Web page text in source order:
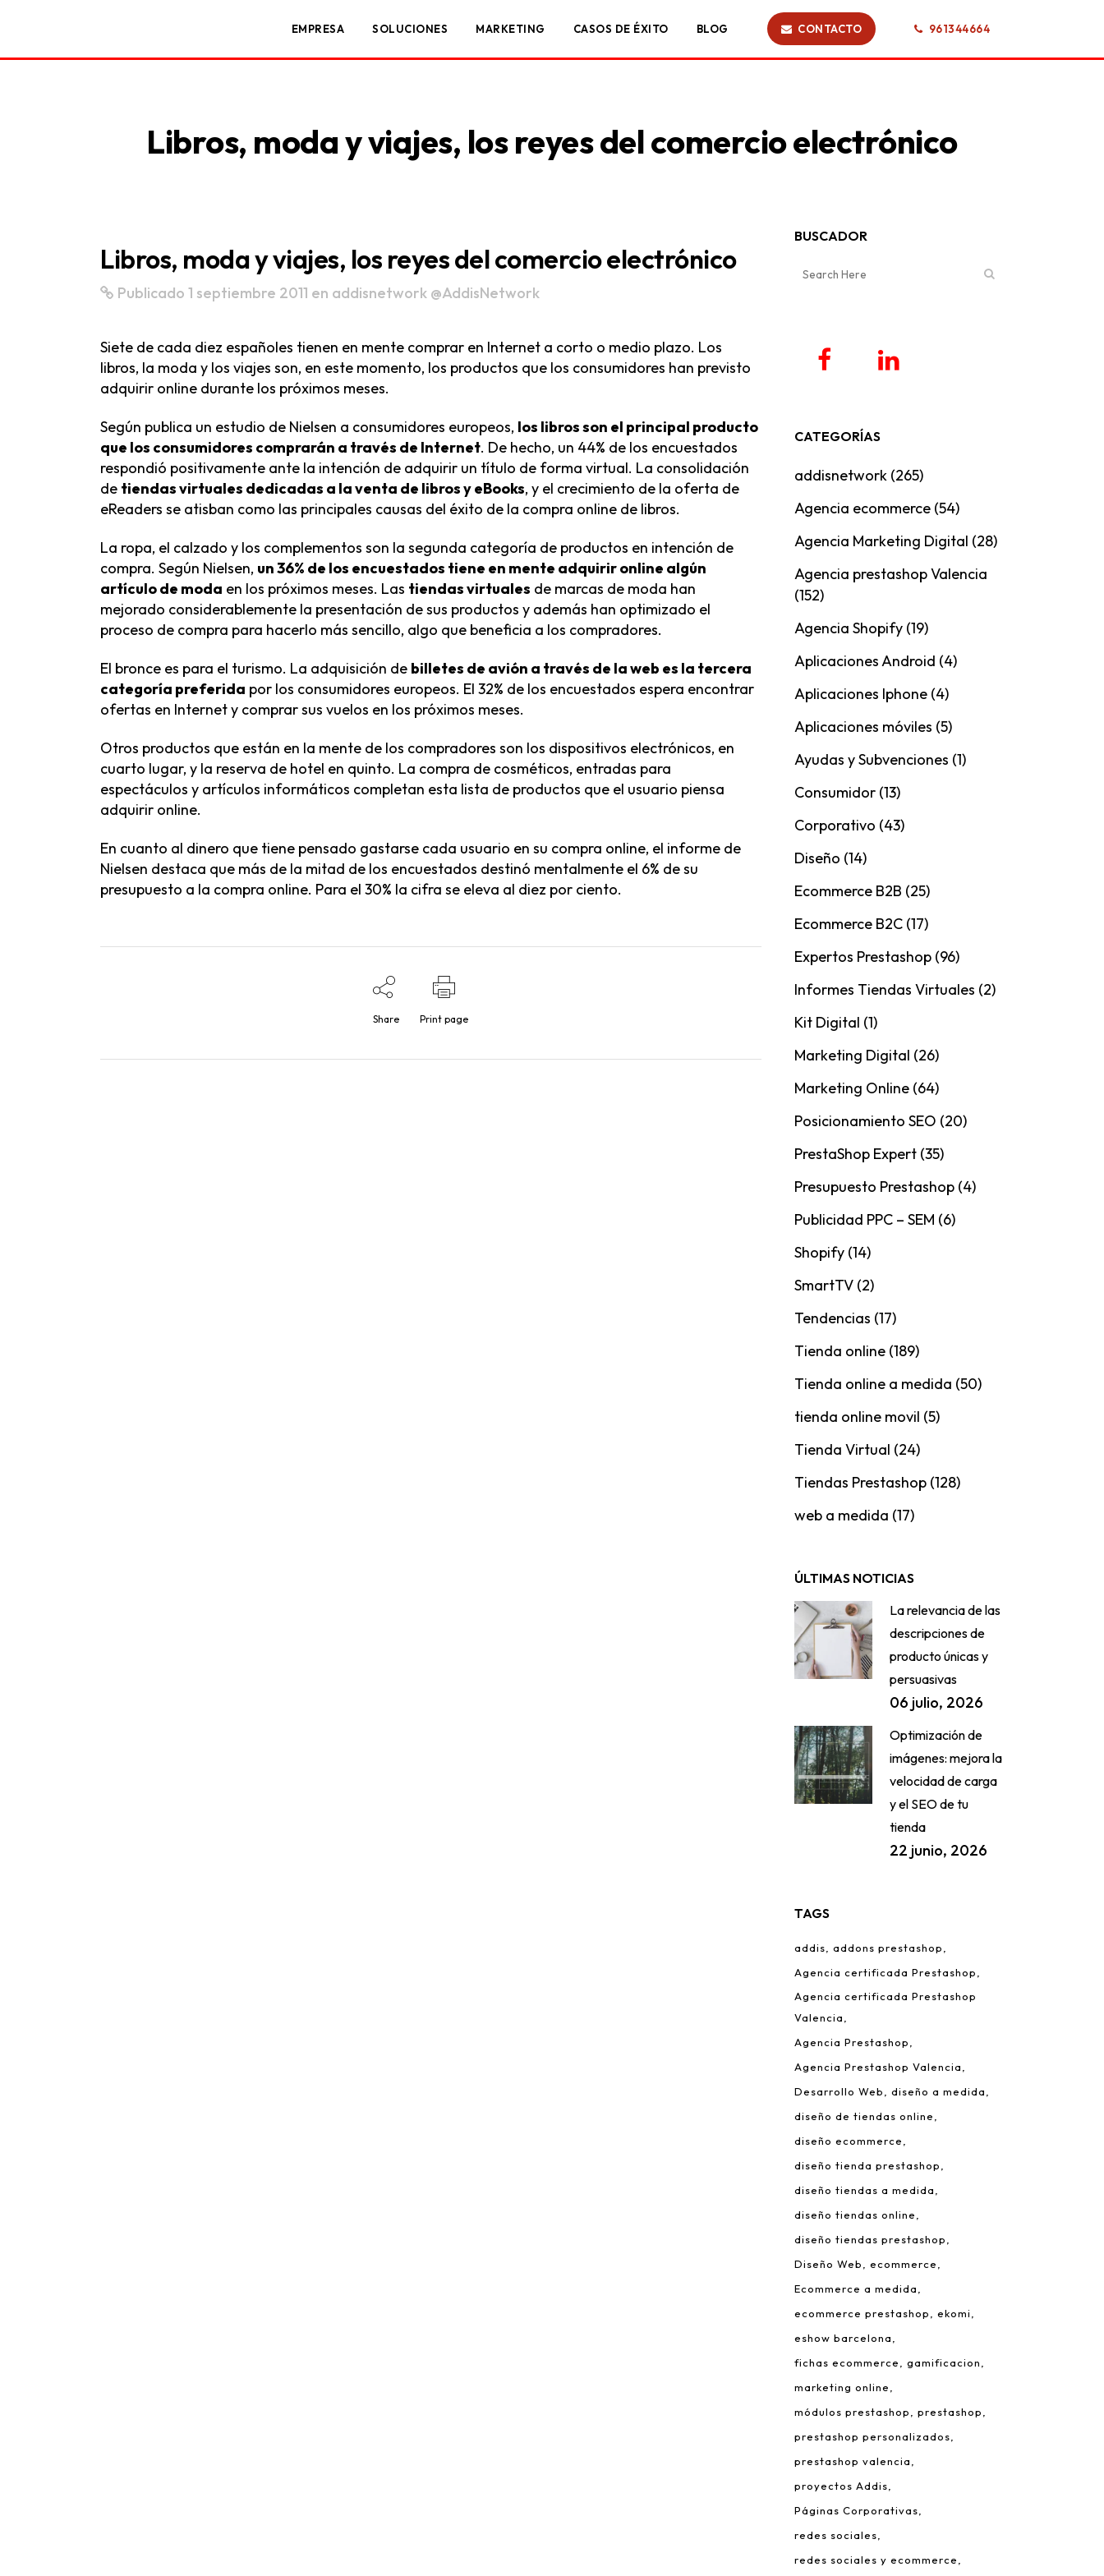
EMPRESA SOLUCIONES MARKETING CASOS DE ÉXITO BLOG CONTACTO 961344664
Libros, moda y viajes, los reyes del comercio electrónico
Libros, moda y viajes, los reyes del comercio electrónico
Publicado 1 septiembre 2011 en addisnetwork @AddisNetwork
Siete de cada diez españoles tienen en mente comprar en Internet a corto o medio plazo. Los
libros, la moda y los viajes son, en este momento, los productos que los consumidores han previsto
adquirir online durante los próximos meses.
Según publica un estudio de Nielsen a consumidores europeos, los libros son el principal producto
que los consumidores comprarán a través de Internet. De hecho, un 44% de los encuestados
respondió positivamente ante la intención de adquirir un título de forma virtual. La consolidación
de tiendas virtuales dedicadas a la venta de libros y eBooks, y el crecimiento de la oferta de
eReaders se atisban como las principales causas del éxito de la compra online de libros.
La ropa, el calzado y los complementos son la segunda categoría de productos en intención de
compra. Según Nielsen, un 36% de los encuestados tiene en mente adquirir online algún
artículo de moda en los próximos meses. Las tiendas virtuales de marcas de moda han
mejorado considerablemente la presentación de sus productos y además han optimizado el
proceso de compra para hacerlo más sencillo, algo que beneficia a los compradores.
El bronce es para el turismo. La adquisición de billetes de avión a través de la web es la tercera
categoría preferida por los consumidores europeos. El 32% de los encuestados espera encontrar
ofertas en Internet y comprar sus vuelos en los próximos meses.
Otros productos que están en la mente de los compradores son los dispositivos electrónicos, en
cuarto lugar, y la reserva de hotel en quinto. La compra de cosméticos, entradas para
espectáculos y artículos informáticos completan esta lista de productos que el usuario piensa
adquirir online.
En cuanto al dinero que tiene pensado gastarse cada usuario en su compra online, el informe de
Nielsen destaca que más de la mitad de los encuestados destinó mentalmente el 6% de su
presupuesto a la compra online. Para el 30% la cifra se eleva al diez por ciento.
Share Print page
BUSCADOR
CATEGORÍAS
addisnetwork (265)
Agencia ecommerce (54)
Agencia Marketing Digital (28)
Agencia prestashop Valencia
(152)
Agencia Shopify (19)
Aplicaciones Android (4)
Aplicaciones Iphone (4)
Aplicaciones móviles (5)
Ayudas y Subvenciones (1)
Consumidor (13)
Corporativo (43)
Diseño (14)
Ecommerce B2B (25)
Ecommerce B2C (17)
Expertos Prestashop (96)
Informes Tiendas Virtuales (2)
Kit Digital (1)
Marketing Digital (26)
Marketing Online (64)
Posicionamiento SEO (20)
PrestaShop Expert (35)
Presupuesto Prestashop (4)
Publicidad PPC – SEM (6)
Shopify (14)
SmartTV (2)
Tendencias (17)
Tienda online (189)
Tienda online a medida (50)
tienda online movil (5)
Tienda Virtual (24)
Tiendas Prestashop (128)
web a medida (17)
ÚLTIMAS NOTICIAS
La relevancia de las
descripciones de
producto únicas y
persuasivas
06 julio, 2026
Optimización de
imágenes: mejora la
velocidad de carga
y el SEO de tu
tienda
22 junio, 2026
TAGS
addis
addons prestashop
Agencia certificada Prestashop
Agencia certificada Prestashop
Valencia
Agencia Prestashop
Agencia Prestashop Valencia
Desarrollo Web
diseño a medida
diseño de tiendas online
diseño ecommerce
diseño tienda prestashop
diseño tiendas a medida
diseño tiendas online
diseño tiendas prestashop
Diseño Web
ecommerce
Ecommerce a medida
ecommerce prestashop
ekomi
eshow barcelona
fichas ecommerce
gamificacion
marketing online
módulos prestashop
prestashop
prestashop personalizados
prestashop valencia
proyectos Addis
Páginas Corporativas
redes sociales
redes sociales y ecommerce
C/ Leonardo da Vinci, 22.
Parque Tecnológico de Valencia.
46980 Paterna – Valencia
info@addis.es
(+34) 96 134 46 64